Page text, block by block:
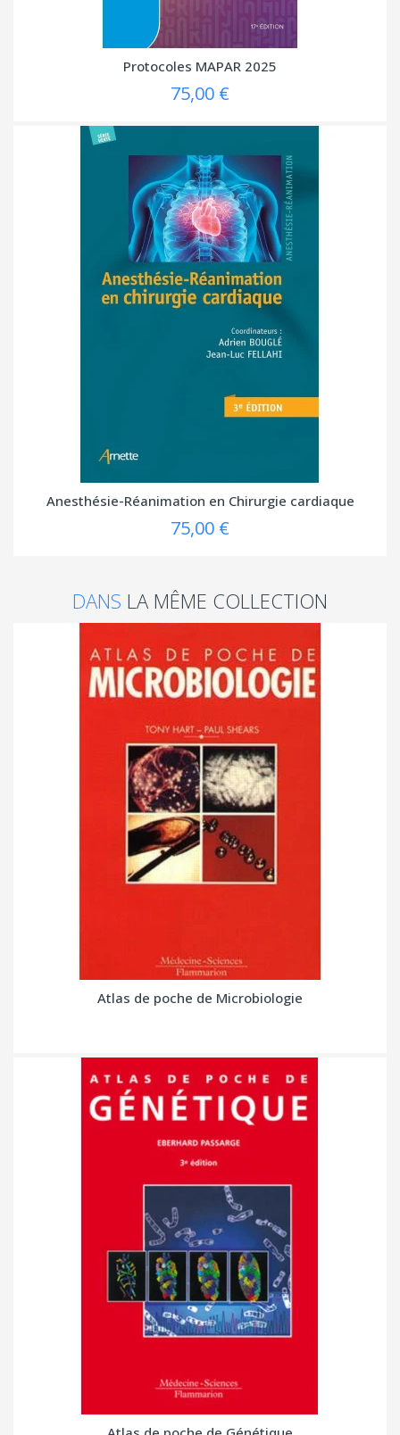
Protocoles MAPAR 2025
75,00 €
Anesthésie-Réanimation en Chirurgie cardiaque
75,00 €
DANS LA MÊME COLLECTION
Atlas de poche de Microbiologie